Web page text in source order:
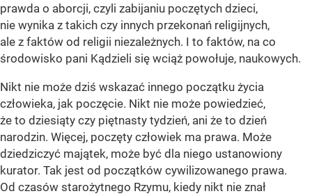
prawda o aborcji, czyli zabijaniu poczętych dzieci,
nie wynika z takich czy innych przekonań religijnych,
ale z faktów od religii niezależnych. I to faktów, na co
środowisko pani Kądzieli się wciąż powołuje, naukowych.
Nikt nie może dziś wskazać innego początku życia
człowieka, jak poczęcie. Nikt nie może powiedzieć,
że to dziesiąty czy piętnasty tydzień, ani że to dzień
narodzin. Więcej, poczęty człowiek ma prawa. Może
dziedziczyć majątek, może być dla niego ustanowiony
kurator. Tak jest od początków cywilizowanego prawa.
Od czasów starożytnego Rzymu, kiedy nikt nie znał